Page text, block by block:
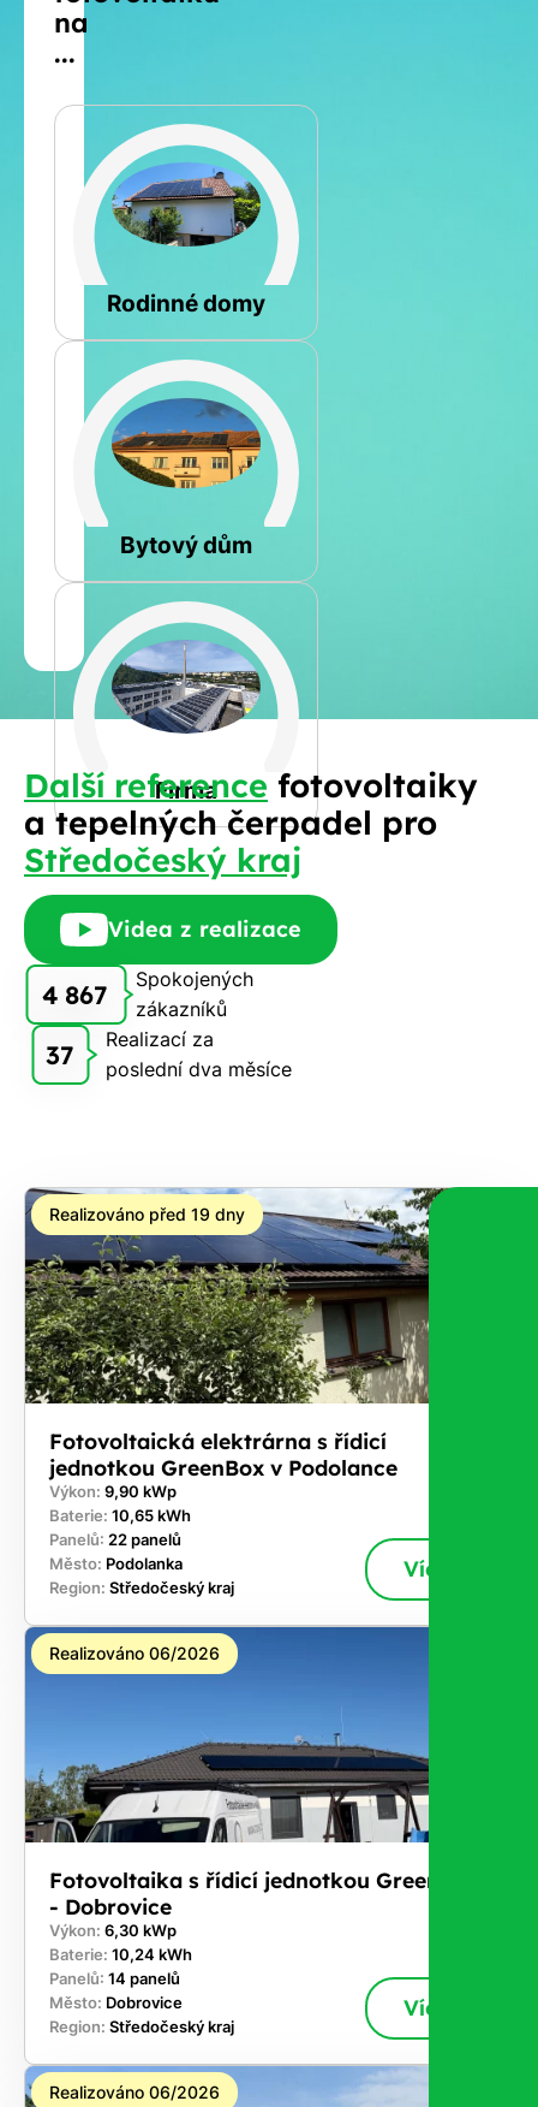
na
...
Rodinné domy
Bytový dům
Firma
Šikmá
Jiná
Spočítat
kalkulaci
Jméno
a
příjmení
Telefon
E-
mail
Vám
zdarma
nárok.
Stačí
nám dát
vědět -
a nic Vás
to
nestojí.
Další reference fotovoltaiky
a tepelných čerpadel pro
Středočeský kraj
Videa z realizace
4 867
Spokojených
zákazníků
37
Realizací za
poslední dva měsíce
Realizováno před 19 dny
Fotovoltaická elektrárna s řídicí
jednotkou GreenBox v Podolance
Výkon: 9,90 kWp
Baterie: 10,65 kWh
Panelů: 22 panelů
Město: Podolanka
Region: Středočeský kraj
Více
Realizováno 06/2026
Fotovoltaika s řídicí jednotkou GreenBox
- Dobrovice
Výkon: 6,30 kWp
Baterie: 10,24 kWh
Panelů: 14 panelů
Město: Dobrovice
Region: Středočeský kraj
Více
Realizováno 06/2026